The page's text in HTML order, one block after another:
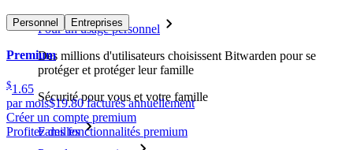
Pour un usage personnel
Des millions d'utilisateurs choisissent Bitwarden pour se
protéger et protéger leur famille
Sécurité pour vous et votre famille
Familles
Personnel Entreprises
Premium
$1.65
par mois$19.80 facturés annuellement
Créer un compte premium
Profitez des fonctionnalités premium